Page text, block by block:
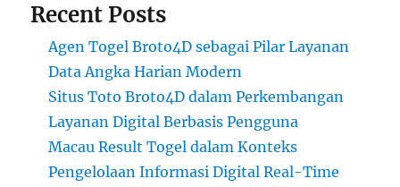
Recent Posts
Agen Togel Broto4D sebagai Pilar Layanan
Data Angka Harian Modern
Situs Toto Broto4D dalam Perkembangan
Layanan Digital Berbasis Pengguna
Macau Result Togel dalam Konteks
Pengelolaan Informasi Digital Real-Time